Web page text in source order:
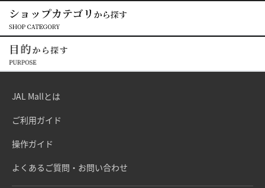
JAL Mallとは
ご利用ガイド
操作ガイド
よくあるご質問・お問い合わせ